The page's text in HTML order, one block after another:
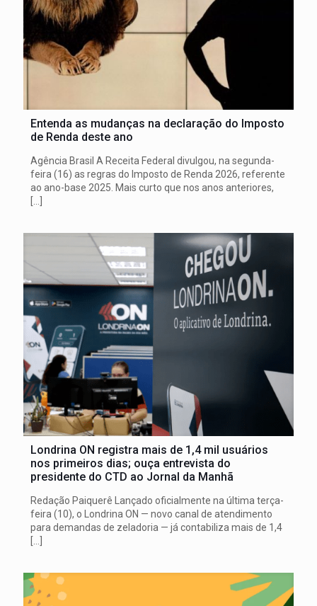
Entenda as mudanças na declaração do Imposto
de Renda deste ano
Agência Brasil A Receita Federal divulgou, na segunda-
feira (16) as regras do Imposto de Renda 2026, referente
ao ano-base 2025. Mais curto que nos anos anteriores,
Londrina ON registra mais de 1,4 mil usuários
nos primeiros dias; ouça entrevista do
presidente do CTD ao Jornal da Manhã
Redação Paiquerê Lançado oficialmente na última terça-
feira (10), o Londrina ON — novo canal de atendimento
para demandas de zeladoria — já contabiliza mais de 1,4
[…]